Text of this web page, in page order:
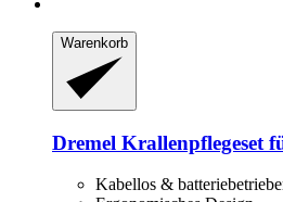
Warenkorb
Dremel Krallenpflegeset
Kabellos &